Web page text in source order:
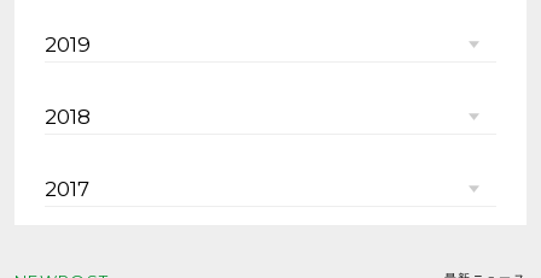
2019
2018
2017